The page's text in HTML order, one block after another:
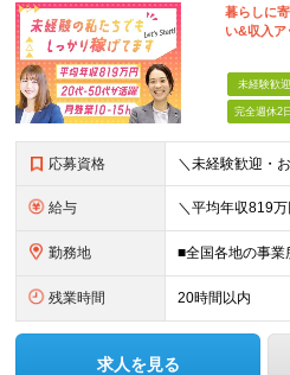
暮らしに
い&収入
未経験歓迎
完全週休2日
応募資格
給与
勤務地
残業時間 20時間以内
求人を見る